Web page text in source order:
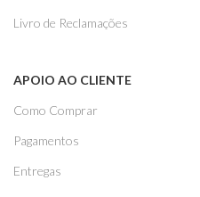
Livro de Reclamações
APOIO AO CLIENTE
Como Comprar
Pagamentos
Entregas